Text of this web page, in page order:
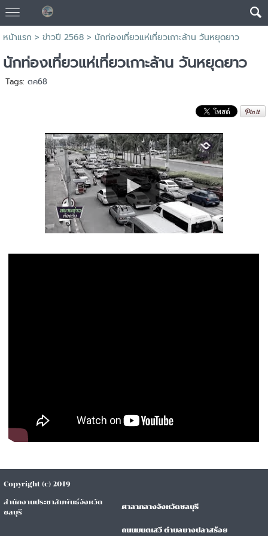
หน้าแรก > ข่าวปี 2568> นักท่องเที่ยวแห่เที่ยวเกาะล้าน วันหยุดยาว
นักท่องเที่ยวแห่เที่ยวเกาะล้าน วันหยุดยาว
Tags: ตค68
Copyright (c) 2019
สำนักงานประชาสัมพันธ์จังหวัด
ชลบุรี
ศาลากลางจังหวัดชลบุรี
ถนนมนตเสวี ตำบลบางปลาสร้อย